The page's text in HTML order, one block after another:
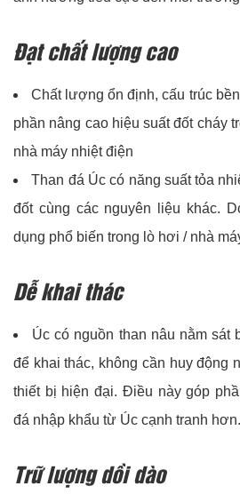
Đạt chất lượng cao
Chất lượng ổn định, cấu trúc
phần nâng cao hiệu suất đốt cháy
nhà máy nhiệt điện
Than đá Úc có năng suất tỏa
đốt cùng các nguyên liệu khác.
dụng phổ biến trong lò hơi / nhà
Dễ khai thác
Úc có nguồn than nâu nằm sát
để khai thác, không cần huy động
thiết bị hiện đại. Điều này góp
đá nhập khẩu từ Úc cạnh tranh hơn.
Trữ lượng dồi dào